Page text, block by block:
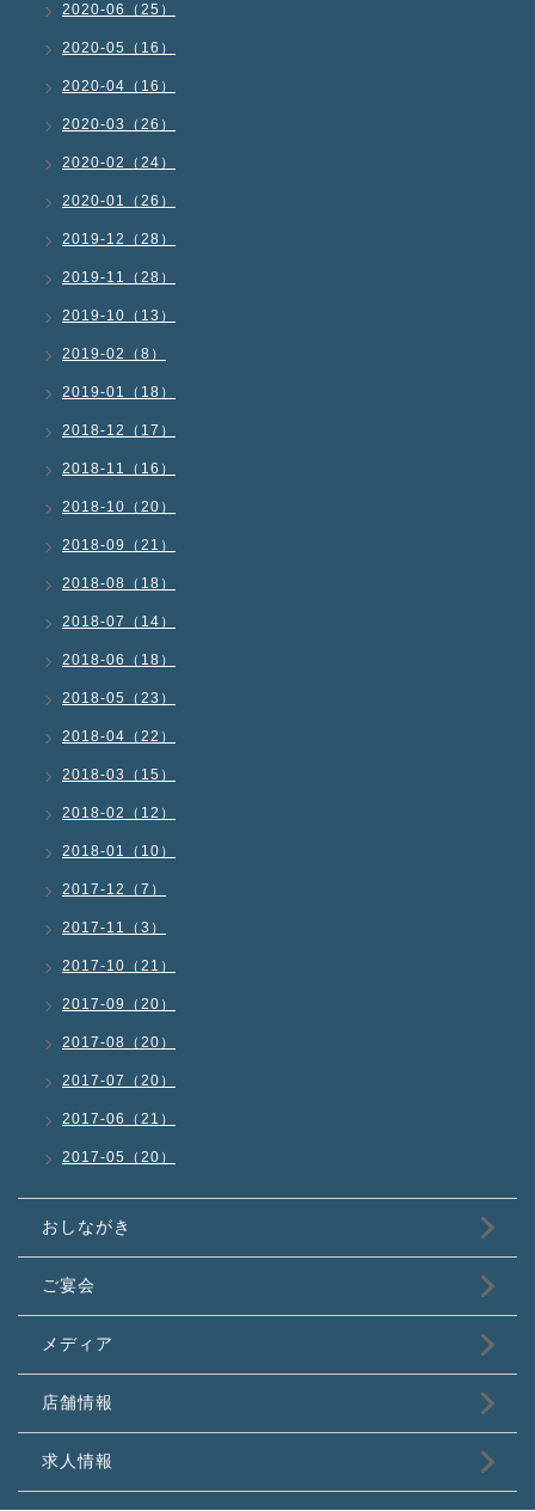
2020-06（25）
2020-05（16）
2020-04（16）
2020-03（26）
2020-02（24）
2020-01（26）
2019-12（28）
2019-11（28）
2019-10（13）
2019-02（8）
2019-01（18）
2018-12（17）
2018-11（16）
2018-10（20）
2018-09（21）
2018-08（18）
2018-07（14）
2018-06（18）
2018-05（23）
2018-04（22）
2018-03（15）
2018-02（12）
2018-01（10）
2017-12（7）
2017-11（3）
2017-10（21）
2017-09（20）
2017-08（20）
2017-07（20）
2017-06（21）
2017-05（20）
おしながき
ご宴会
メディア
店舗情報
求人情報